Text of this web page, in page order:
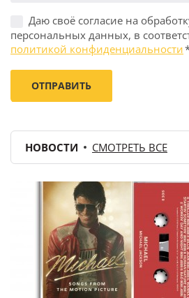
Даю своё согласие на
персональных данных, в
политикой конфиденциальности
НОВОСТИ СМОТРЕТЬ ВСЕ